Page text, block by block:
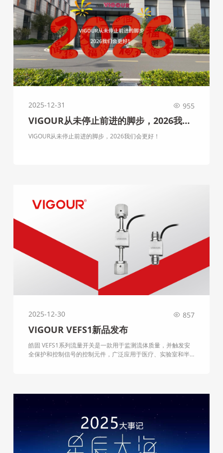
2025-12-31 955
VIGOUR从未停止前进的脚步，2026我们
会更好！
VIGOUR从未停止前进的脚步，2026我们会更好！
2025-12-30 857
VIGOUR VEFS1新品发布
皓固 VEFS1系列流量开关是一款用于监测流体质量，并触发安
全保护和控制信号的控制元件，广泛应用于医疗、实验室和半